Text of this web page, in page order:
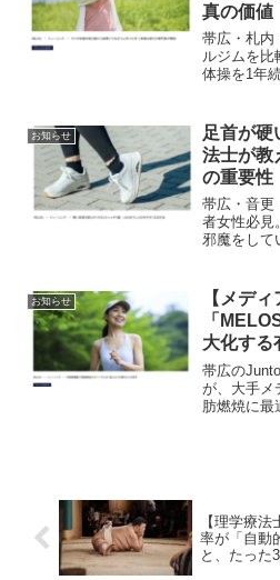
真の価値
帯広・札内
ルジムを比
体操を1年
か。理学
お知らせ
足首が硬
法士が教
の重要性
帯広・音更
者女性必見
邪魔をして
療法士が
お知らせ
【メデ
「
大化する
説しまし
帯広の
が、大手メ
肪燃焼に最
拍数の基
説。効率
【理学療
率が「自動
と、たった